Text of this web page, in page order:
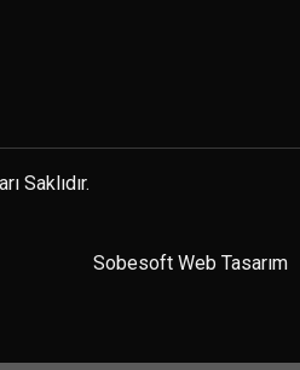
Saklıdır.
Sobesoft Web Tasarım